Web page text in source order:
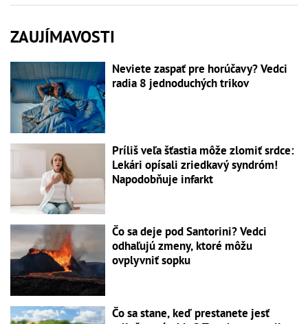
ZAUJÍMAVOSTI
Neviete zaspať pre horúčavy? Vedci
radia 8 jednoduchých trikov
Príliš veľa šťastia môže zlomiť srdce:
Lekári opísali zriedkavý syndróm!
Napodobňuje infarkt
Čo sa deje pod Santorini? Vedci
odhaľujú zmeny, ktoré môžu
ovplyvniť sopku
Čo sa stane, keď prestanete jesť